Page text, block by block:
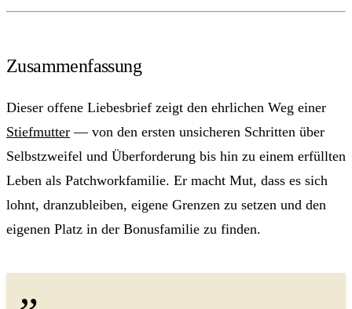
Zusammenfassung
Dieser offene Liebesbrief zeigt den ehrlichen Weg einer
Stiefmutter — von den ersten unsicheren Schritten über
Selbstzweifel und Überforderung bis hin zu einem erfüllten
Leben als Patchworkfamilie. Er macht Mut, dass es sich
lohnt, dranzubleiben, eigene Grenzen zu setzen und den
eigenen Platz in der Bonusfamilie zu finden.